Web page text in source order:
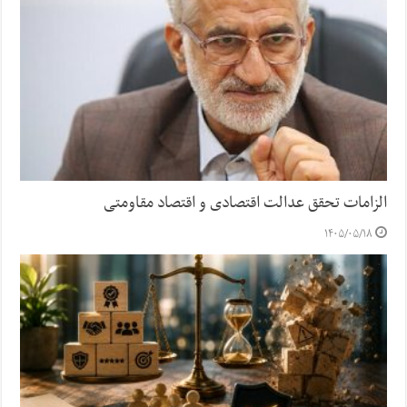
الزامات تحقق عدالت اقتصادی و اقتصاد مقاومتی
۱۴۰۵/۰۵/۱۸